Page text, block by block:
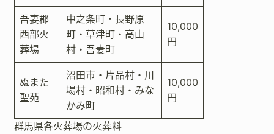
吾妻郡
西部火
葬場
中之条町・長野原
町・草津町・高山
村・吾妻町
10,000
円
ぬまた
聖苑
沼田市・片品村・川
場村・昭和村・みな
かみ町
10,000
円
群馬県各火葬場の火葬料